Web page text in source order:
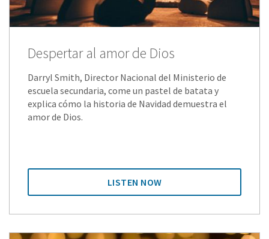
Despertar al amor de Dios
Darryl Smith, Director Nacional del Ministerio de
escuela secundaria, come un pastel de batata y
explica cómo la historia de Navidad demuestra el
amor de Dios.
LISTEN NOW